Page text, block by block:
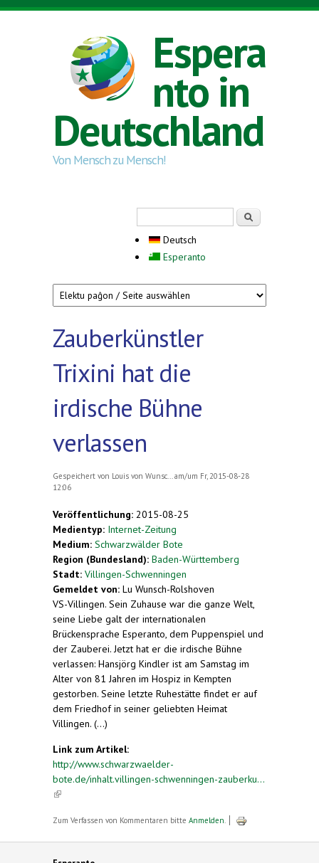
Direkt zum Inhalt
Espera
nto in
Deutschland
Von Mensch zu Mensch!
Deutsch
Esperanto
Zauberkünstler
Trixini hat die
irdische Bühne
verlassen
Gespeichert von Louis von Wunsc...
am/um Fr, 2015-08-28
12:06
Veröffentlichung: 2015-08-25
Medientyp: Internet-Zeitung
Medium: Schwarzwälder Bote
Region (Bundesland): Baden-Württemberg
Stadt: Villingen-Schwenningen
Gemeldet von: Lu Wunsch-Rolshoven
VS-Villingen. Sein Zuhause war die ganze Welt,
seine Liebe galt der internationalen
Brückensprache Esperanto, dem Puppenspiel und
der Zauberei. Jetzt hat er die irdische Bühne
verlassen: Hansjörg Kindler ist am Samstag im
Alter von 81 Jahren im Hospiz in Kempten
gestorben. Seine letzte Ruhestätte findet er auf
dem Friedhof in seiner geliebten Heimat
Villingen. (...)
Link zum Artikel:
http://www.schwarzwaelder-
bote.de/inhalt.villingen-schwenningen-zauberku...
(link is external)
Zum Verfassen von Kommentaren bitte Anmelden